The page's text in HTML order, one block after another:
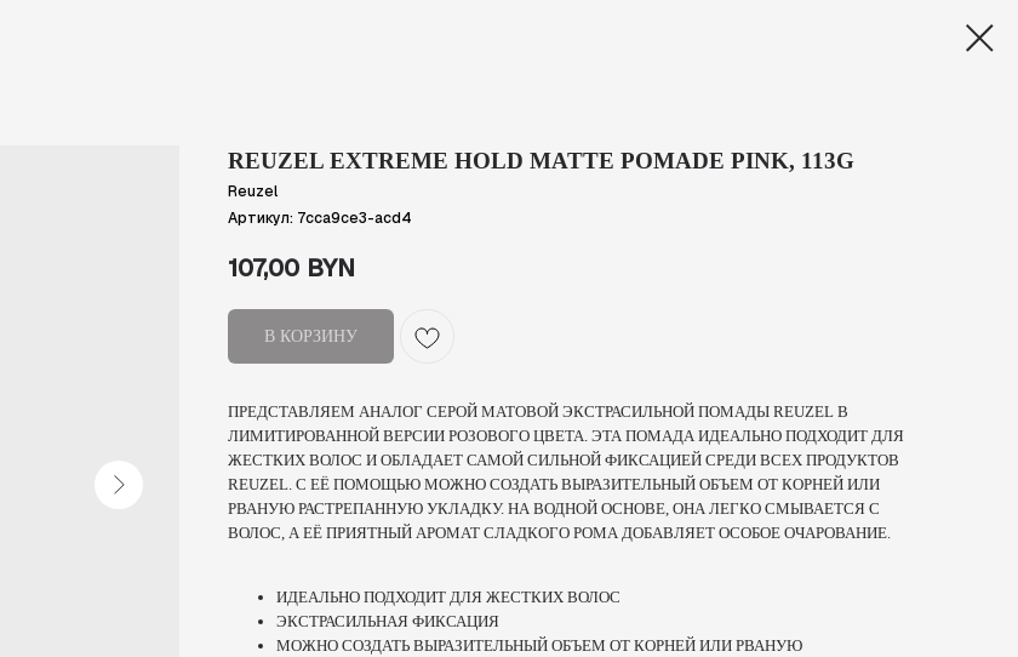
REUZEL EXTREME HOLD MATTE POMADE PINK, 113G
Reuzel
Артикул: 7cca9ce3-acd4
107,00 BYN
В КОРЗИНУ
ПРЕДСТАВЛЯЕМ АНАЛОГ СЕРОЙ МАТОВОЙ ЭКСТРАСИЛЬНОЙ ПОМАДЫ REUZEL В
ЛИМИТИРОВАННОЙ ВЕРСИИ РОЗОВОГО ЦВЕТА. ЭТА ПОМАДА ИДЕАЛЬНО ПОДХОДИТ ДЛЯ
ЖЕСТКИХ ВОЛОС И ОБЛАДАЕТ САМОЙ СИЛЬНОЙ ФИКСАЦИЕЙ СРЕДИ ВСЕХ ПРОДУКТОВ
REUZEL. С ЕЁ ПОМОЩЬЮ МОЖНО СОЗДАТЬ ВЫРАЗИТЕЛЬНЫЙ ОБЪЕМ ОТ КОРНЕЙ ИЛИ
РВАНУЮ РАСТРЕПАННУЮ УКЛАДКУ. НА ВОДНОЙ ОСНОВЕ, ОНА ЛЕГКО СМЫВАЕТСЯ С
ВОЛОС, А ЕЁ ПРИЯТНЫЙ АРОМАТ СЛАДКОГО РОМА ДОБАВЛЯЕТ ОСОБОЕ ОЧАРОВАНИЕ.
ИДЕАЛЬНО ПОДХОДИТ ДЛЯ ЖЕСТКИХ ВОЛОС
ЭКСТРАСИЛЬНАЯ ФИКСАЦИЯ
МОЖНО СОЗДАТЬ ВЫРАЗИТЕЛЬНЫЙ ОБЪЕМ ОТ КОРНЕЙ ИЛИ РВАНУЮ